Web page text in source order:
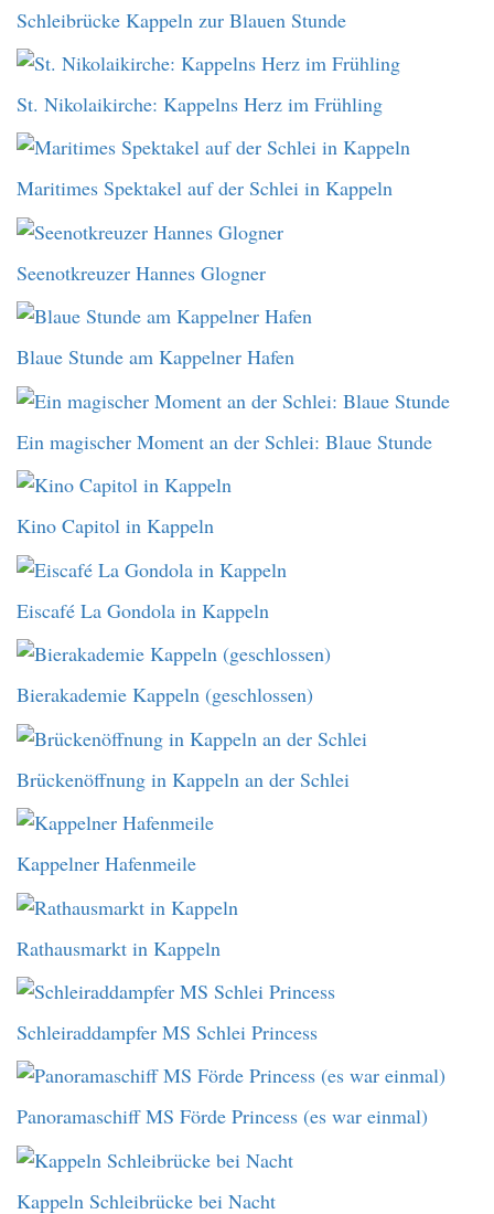
Schleibrücke Kappeln zur Blauen Stunde
St. Nikolaikirche: Kappelns Herz im Frühling
Maritimes Spektakel auf der Schlei in Kappeln
Seenotkreuzer Hannes Glogner
Blaue Stunde am Kappelner Hafen
Ein magischer Moment an der Schlei: Blaue Stunde
Kino Capitol in Kappeln
Eiscafé La Gondola in Kappeln
Bierakademie Kappeln (geschlossen)
Brückenöffnung in Kappeln an der Schlei
Kappelner Hafenmeile
Rathausmarkt in Kappeln
Schleiraddampfer MS Schlei Princess
Panoramaschiff MS Förde Princess (es war einmal)
Kappeln Schleibrücke bei Nacht